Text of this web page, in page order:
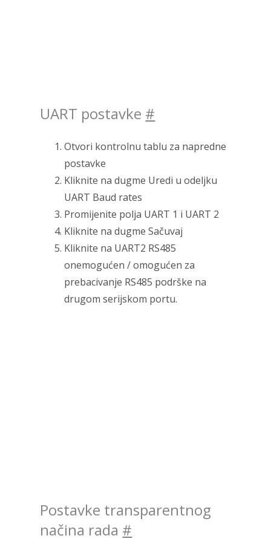
UART postavke #
Otvori kontrolnu tablu za napredne
postavke
Kliknite na dugme Uredi u odeljku
UART Baud rates
Promijenite polja UART 1 i UART 2
Kliknite na dugme Sačuvaj
Kliknite na UART2 RS485
onemogućen / omogućen za
prebacivanje RS485 podrške na
drugom serijskom portu.
Postavke transparentnog
načina rada #